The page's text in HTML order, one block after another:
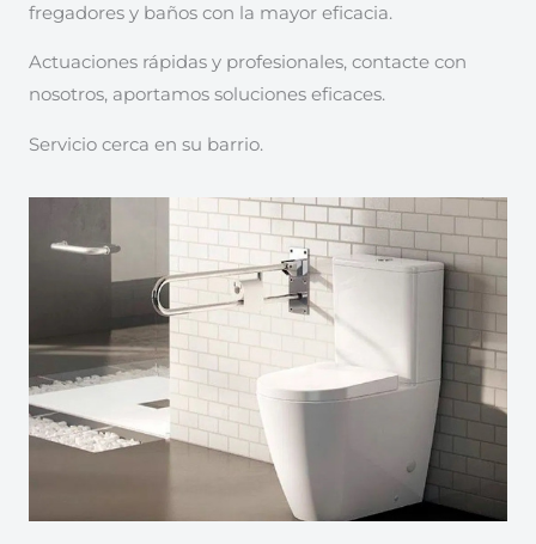
fregadores y baños con la mayor eficacia.
Actuaciones rápidas y profesionales, contacte con
nosotros, aportamos soluciones eficaces.
Servicio cerca en su barrio.